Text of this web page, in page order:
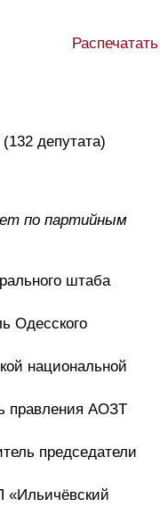
Распечатать
депутата)
по партийным
штаба
Одесского
национальной
правления АОЗТ
председатели
«Ильичёвский